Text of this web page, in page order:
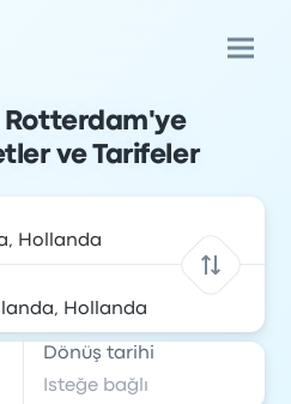
Rotterdam'ye
ve Tarifeler
Dönüş tarihi